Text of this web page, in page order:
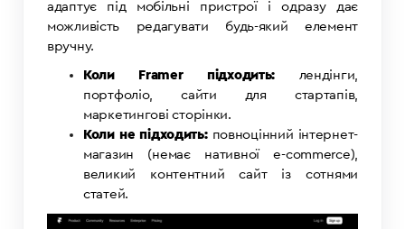
адаптує під мобільні пристрої і одразу дає
можливість редагувати будь-який елемент
вручну.
Коли Framer підходить: лендінги,
портфоліо, сайти для стартапів,
маркетингові сторінки.
Коли не підходить:повноцінний інтернет-
магазин (немає нативної e-commerce),
великий контентний сайт із сотнями
статей.